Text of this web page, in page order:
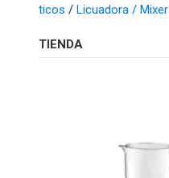
ticos / Licuadora / Mixer
TIENDA